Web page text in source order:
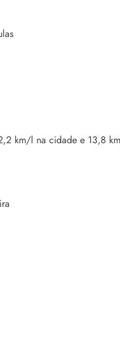
km/l na cidade e 13,8